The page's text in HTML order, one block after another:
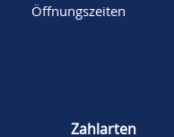
Öffnungszeiten
Zahlarten